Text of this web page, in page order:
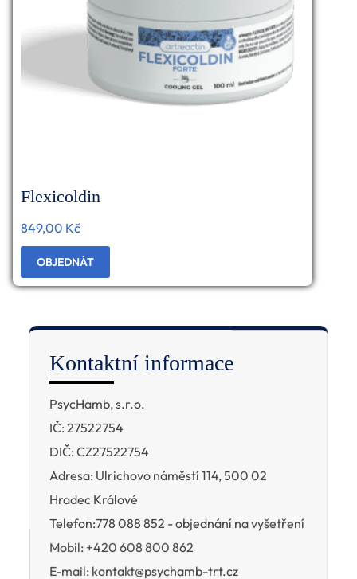
Flexicoldin
849,00 Kč
OBJEDNÁT
Kontaktní informace
PsycHamb, s.r.o.
IČ: 27522754
DIČ: CZ27522754
Adresa: Ulrichovo náměstí 114, 500 02
Hradec Králové
Telefon:778 088 852 - objednání na vyšetření
Mobil: +420 608 800 862
E-mail: kontakt@psychamb-trt.cz